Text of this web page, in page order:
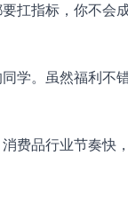
扛指标，你不会
学。虽然福利不
费品行业节奏快